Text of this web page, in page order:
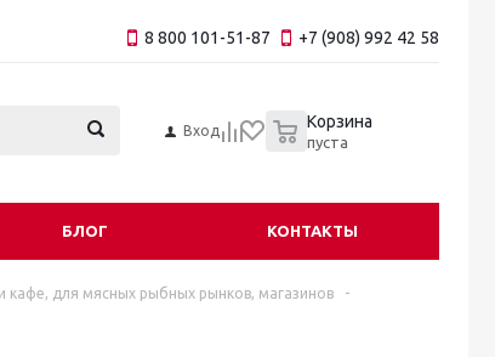
8 800 101-51-87 +7 (908) 992 42 58
Вход Корзина
пуста
БЛОГ КОНТАКТЫ
для мясных рыбных рынков, магазинов
-